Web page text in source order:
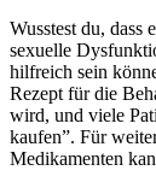
Wusstest du, dass
sexuelle
hilfreich sein
Rezept für die
wird, und viele
kaufen”. Für
Medikamenten